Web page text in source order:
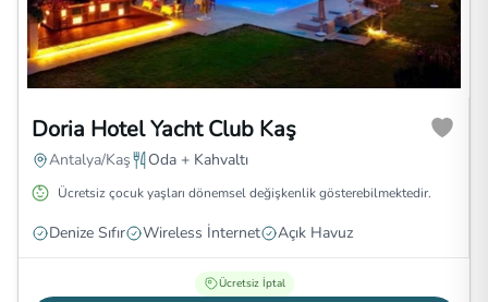
Doria Hotel Yacht Club Kaş
Antalya/Kaş Oda + Kahvaltı
Ücretsiz çocuk yaşları dönemsel değişkenlik gösterebilmektedir.
Denize Sıfır Wireless İnternet Açık Havuz
Ücretsiz İptal